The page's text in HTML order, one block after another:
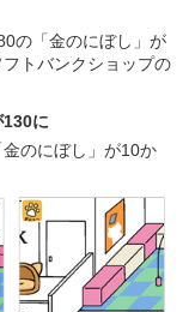
の「金のにぼし」が
トバンクショップの
に
のにぼし」が10か